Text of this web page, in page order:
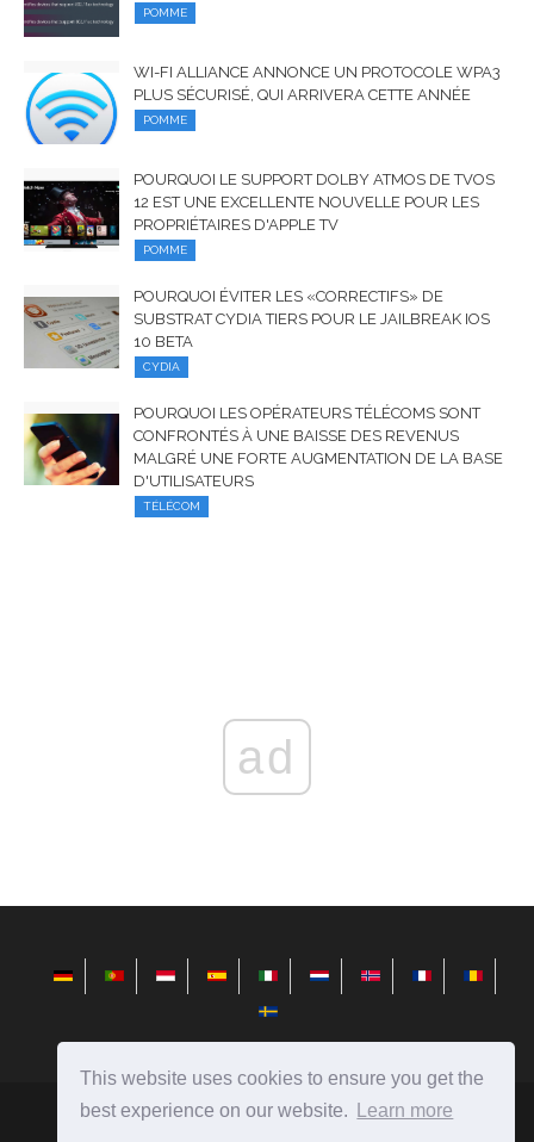
This website uses cookies to ensure you get the
best experience on our website.
Learn more
POMME
WI-FI ALLIANCE ANNONCE UN PROTOCOLE WPA3
PLUS SÉCURISÉ, QUI ARRIVERA CETTE ANNÉE
POMME
POURQUOI LE SUPPORT DOLBY ATMOS DE TVOS
12 EST UNE EXCELLENTE NOUVELLE POUR LES
PROPRIÉTAIRES D'APPLE TV
POMME
POURQUOI ÉVITER LES «CORRECTIFS» DE
SUBSTRAT CYDIA TIERS POUR LE JAILBREAK IOS
10 BETA
CYDIA
POURQUOI LES OPÉRATEURS TÉLÉCOMS SONT
CONFRONTÉS À UNE BAISSE DES REVENUS
MALGRÉ UNE FORTE AUGMENTATION DE LA BASE
D'UTILISATEURS
TÉLÉCOM
ad
fr.redditview.com Ⓒ2026